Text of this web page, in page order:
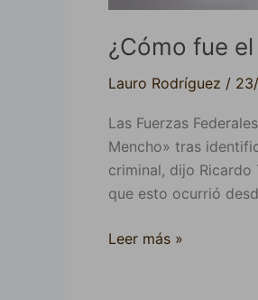
¿Cómo fue
Lauro Rodríguez /
Las Fuerzas
Mencho» tras
criminal, dijo
que esto ocurrió
Leer más »